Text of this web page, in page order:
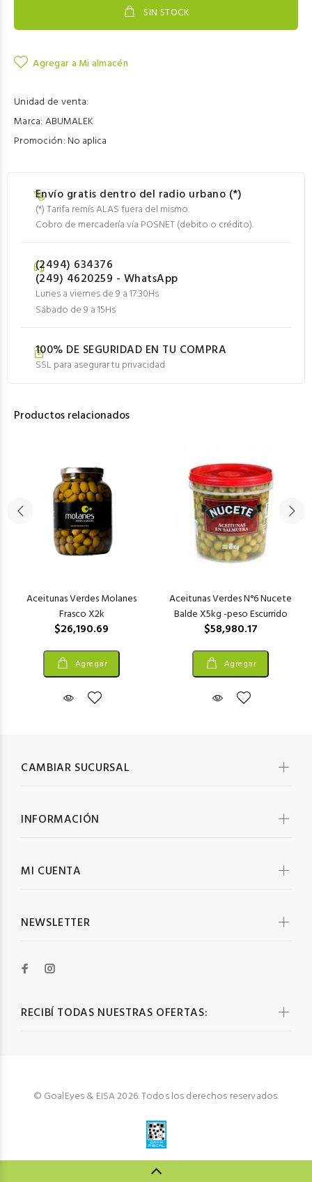
SIN STOCK
Agregar a Mi almacén
Unidad de venta:
Marca: ABUMALEK
Promoción: No aplica
Envío gratis dentro del radio urbano (*)
(*) Tarifa remís ALAS fuera del mismo.
Cobro de mercadería vía POSNET (debito o crédito).
(2494) 634376
(249) 4620259 - WhatsApp
Lunes a viernes de 9 a 17:30Hs
Sábado de 9 a 15Hs
100% DE SEGURIDAD EN TU COMPRA
SSL para asegurar tu privacidad
Productos relacionados
Aceitunas Verdes Molanes
Frasco X2k
$26,190.69
Agregar
Aceitunas Verdes N°6 Nucete
Balde X5kg -peso Escurrido
$58,980.17
Agregar
RECIBÍ TODAS NUESTRAS OFERTAS:
CAMBIAR SUCURSAL
INFORMACIÓN
MI CUENTA
NEWSLETTER
© GoalEyes & EISA 2026. Todos los derechos reservados.